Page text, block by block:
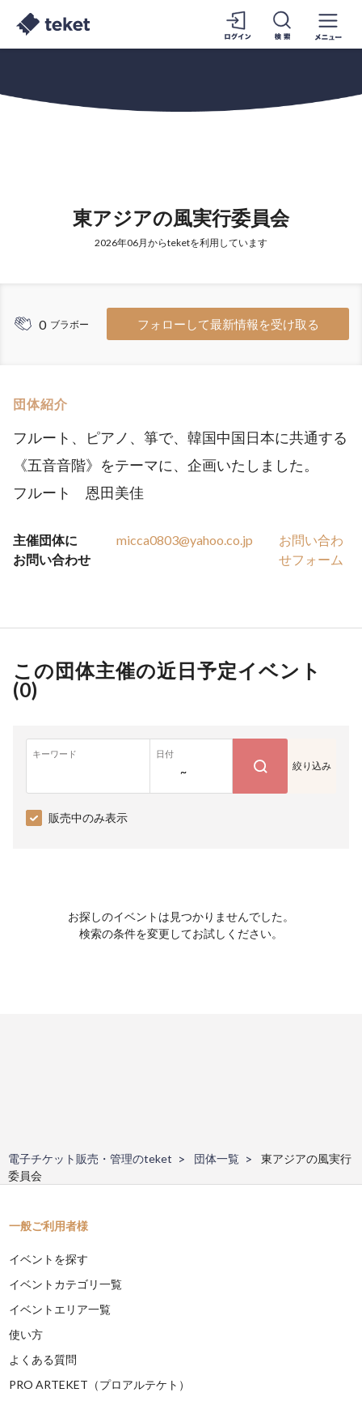
東アジアの風実行委員会
2026年06月からteketを利用しています
0 ブラボー フォローして最新情報を受け取る
団体紹介
フルート、ピアノ、箏で、韓国中国日本に共通する
《五音音階》をテーマに、企画いたしました。
フルート 恩田美佳
主催団体に
お問い合わせ
micca0803@yahoo.co.jp
お問い合わ
せフォーム
この団体主催の近日予定イベント
(0)
キーワード 日付
~ 絞り込み
販売中のみ表示
お探しのイベントは見つかりませんでした。
検索の条件を変更してお試しください。
電子チケット販売・管理のteket 団体一覧
東アジアの風実行
委員会
一般ご利用者様
イベントを探す
イベントカテゴリ一覧
イベントエリア一覧
使い方
よくある質問
PRO ARTEKET（プロアルテケト）